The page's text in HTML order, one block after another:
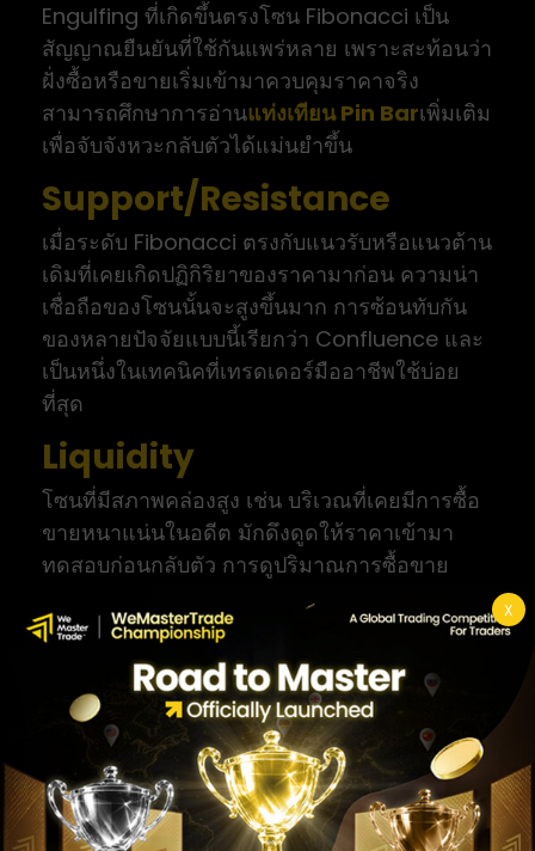
X
Engulfing ที่เกิดขึ้นตรงโซน Fibonacci เป็น
สัญญาณยืนยันที่ใช้กันแพร่หลาย เพราะสะท้อนว่า
ฝั่งซื้อหรือขายเริ่มเข้ามาควบคุมราคาจริง
สามารถศึกษาการอ่านแท่งเทียน Pin Barเพิ่มเติม
เพื่อจับจังหวะกลับตัวได้แม่นยำขึ้น
Support/Resistance
เมื่อระดับ Fibonacci ตรงกับแนวรับหรือแนวต้าน
เดิมที่เคยเกิดปฏิกิริยาของราคามาก่อน ความน่า
เชื่อถือของโซนนั้นจะสูงขึ้นมาก การซ้อนทับกัน
ของหลายปัจจัยแบบนี้เรียกว่า Confluence และ
เป็นหนึ่งในเทคนิคที่เทรดเดอร์มืออาชีพใช้บ่อย
ที่สุด
Liquidity
โซนที่มีสภาพคล่องสูง เช่น บริเวณที่เคยมีการซื้อ
ขายหนาแน่นในอดีต มักดึงดูดให้ราคาเข้ามา
ทดสอบก่อนกลับตัว การดูปริมาณการซื้อขาย
ประกอบกับการวิเคราะห์ Volume ช่วยให้เห็น
ภาพสภาพคล่องนี้ได้ชัดเจนขึ้น
ลำดับการตัดสินใจที่แนะนำคือ ราคาเข้าโซน
Fibonacci ก่อน จากนั้นตรวจสอบว่ามีแนวรับ
แนวต้านเดิมซ้อนทับหรือไม่ ตามด้วยรอสัญญาณ
แท่งเทียนยืนยัน แล้วจึงพิจารณาเข้าออเดอร์ หาก
ขาดขั้นตอนใดขั้นตอนหนึ่งไป ความเสี่ยงของการ
เข้าผิดจังหวะจะสูงขึ้นทันที